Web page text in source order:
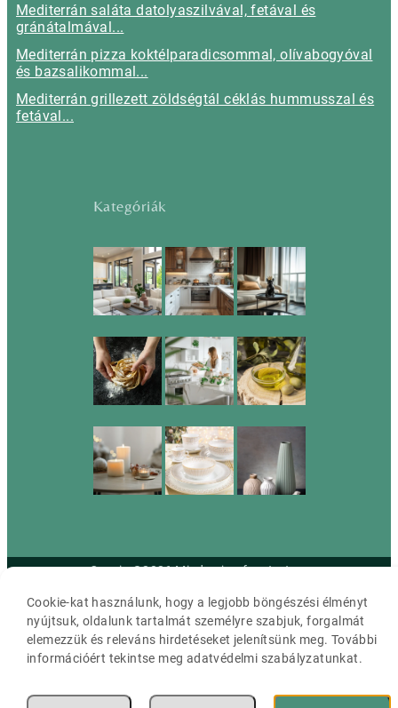
Mediterrán saláta datolyaszilvával, fetával és
gránátalmával...
Mediterrán pizza koktélparadicsommal, olívabogyóval
és bazsalikommal...
Mediterrán grillezett zöldségtál céklás hummusszal és
fetával...
Kategóriák
Cassia ©2026 Minden jog fenntartva.
Cookie-kat használunk, hogy a legjobb böngészési élményt
nyújtsuk, oldalunk tartalmát személyre szabjuk, forgalmát
elemezzük és releváns hirdetéseket jelenítsünk meg. További
információért tekintse meg adatvédelmi szabályzatunkat.